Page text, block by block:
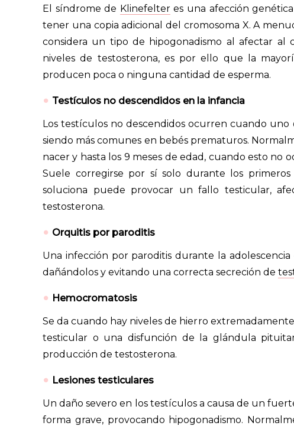
El síndrome de Klinefelteres una afección
tener una copia adicional del cromosoma X. A
considera un tipo de hipogonadismo al afectar al
niveles de testosterona, es por ello que la
producen poca o ninguna cantidad de esperma.
Testículos no descendidos en la infancia
Los testículos no descendidos ocurren cuando
siendo más comunes en bebés prematuros.
nacer y hasta los 9 meses de edad, cuando esto no
Suele corregirse por sí solo durante los
soluciona puede provocar un fallo testicular,
testosterona.
Orquitis por paroditis
Una infección por paroditis durante la
dañándolos y evitando una correcta secreción de
Hemocromatosis
Se da cuando hay niveles de hierro
testicular o una disfunción de la glándula
producción de testosterona.
Lesiones testiculares
Un daño severo en los testículos a causa de un
forma grave, provocando hipogonadismo.